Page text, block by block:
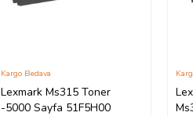
Lexmark Ms315 Toner
-5000 Sayfa 51F5H00
Kargo Bedava